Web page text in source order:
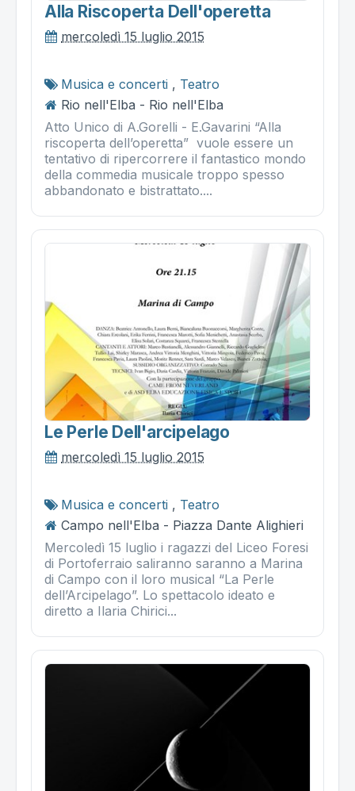
Alla Riscoperta Dell'operetta
mercoledì 15 luglio 2015
Musica e concerti , Teatro
Rio nell'Elba - Rio nell'Elba
Atto Unico di A.Gorelli - E.Gavarini “Alla
riscoperta dell’operetta” vuole essere un
tentativo di ripercorrere il fantastico mondo
della commedia musicale troppo spesso
abbandonato e bistrattato....
Le Perle Dell'arcipelago
mercoledì 15 luglio 2015
Musica e concerti , Teatro
Campo nell'Elba - Piazza Dante Alighieri
Mercoledì 15 luglio i ragazzi del Liceo Foresi
di Portoferraio saliranno saranno a Marina
di Campo con il loro musical “La Perle
dell’Arcipelago”. Lo spettacolo ideato e
diretto a Ilaria Chirici...